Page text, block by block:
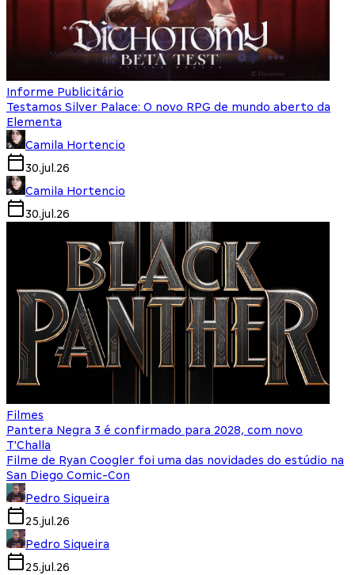
Informe Publicitário
Testamos Silver Palace: O novo RPG de mundo aberto da
Elementa
Camila Hortencio
30.jul.26
Camila Hortencio
30.jul.26
Filmes
Pantera Negra 3 é confirmado para 2028, com novo
T'Challa
Filme de Ryan Coogler foi uma das novidades do estúdio na
San Diego Comic-Con
Pedro Siqueira
25.jul.26
Pedro Siqueira
25.jul.26